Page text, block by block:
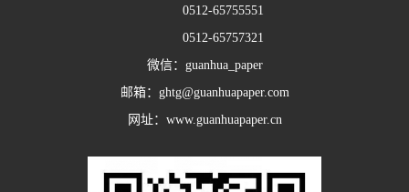
0512-65755551
0512-65757321
微信：guanhua_paper
邮箱：ghtg@guanhuapaper.com
网址：www.guanhuapaper.cn